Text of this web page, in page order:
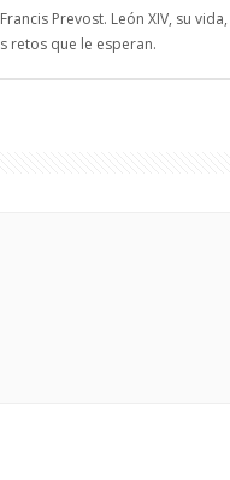
Prevost. León XIV, su vida,
retos que le esperan.